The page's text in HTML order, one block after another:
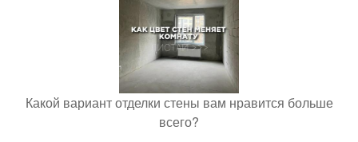
Какой вариант отделки стены вам нравится больше
всего?